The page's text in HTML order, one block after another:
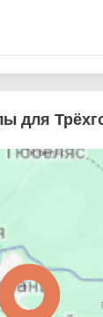
для